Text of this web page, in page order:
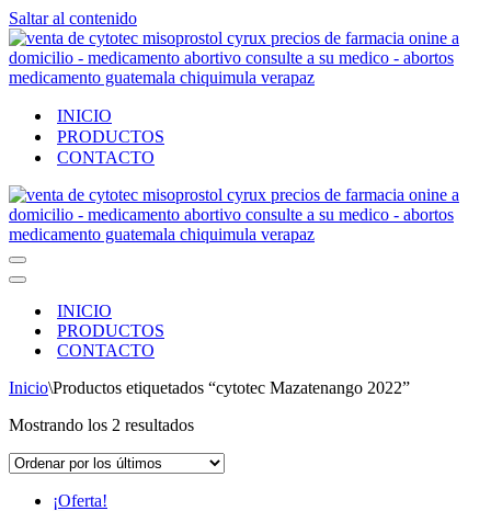
Saltar al contenido
INICIO
PRODUCTOS
CONTACTO
Menú
de
Menú
navegación
INICIO
PRODUCTOS
CONTACTO
Inicio\Productos etiquetados “cytotec Mazatenango 2022”
Mostrando los 2 resultadosOrdenado
los
¡Oferta!